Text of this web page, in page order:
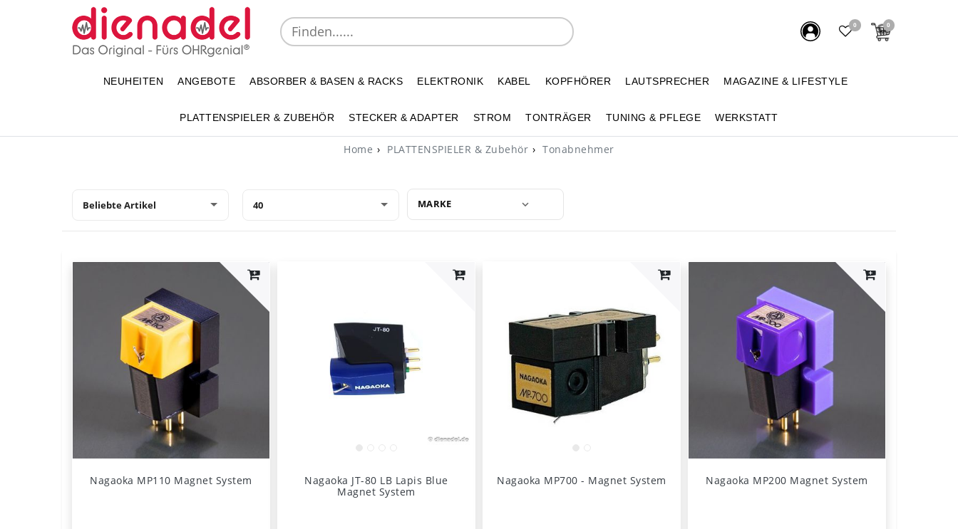
0 0
NEUHEITEN ANGEBOTE ABSORBER & BASEN & RACKS ELEKTRONIK KABEL KOPFHÖRER LAUTSPRECHER MAGAZINE & LIFESTYLE
PLATTENSPIELER & ZUBEHÖR STECKER & ADAPTER STROM TONTRÄGER TUNING & PFLEGE WERKSTATT
Home PLATTENSPIELER & Zubehör Tonabnehmer
MARKE
Nagaoka MP110 Magnet System
Nagaoka JT-80 LB Lapis Blue
Magnet System
Nagaoka MP700 - Magnet System Nagaoka MP200 Magnet System